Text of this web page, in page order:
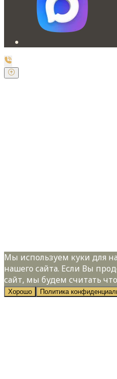
Мы используем куки для
нашего сайта. Если Вы
сайт, мы будем считать что
Хорошо Политика